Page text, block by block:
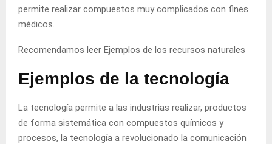
permite realizar compuestos muy complicados con fines
médicos.
Recomendamos leer Ejemplos de los recursos naturales
Ejemplos de la tecnología
La tecnología permite a las industrias realizar, productos
de forma sistemática con compuestos químicos y
procesos, la tecnología a revolucionado la comunicación